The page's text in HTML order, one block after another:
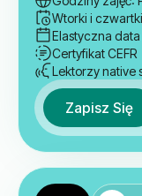
Wtorki i czwartki
Elastyczna
Certyfikat CEFR
Lektorzy native
Zapisz Się